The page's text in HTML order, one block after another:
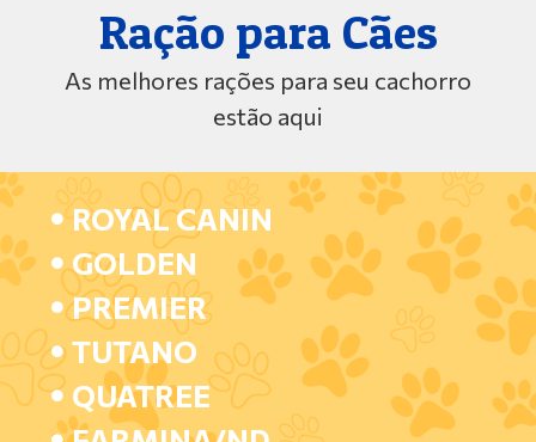
Ração para Cães
As melhores rações para seu cachorro
estão aqui
ROYAL CANIN
GOLDEN
PREMIER
TUTANO
QUATREE